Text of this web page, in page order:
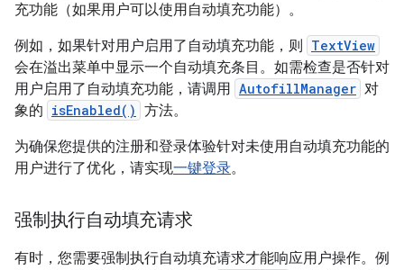
充功能（如果用户可以使用自动填充功能）。
例如，如果针对用户启用了自动填充功能，则
TextView
会在溢出菜单中显示一个自动填充条目。如需检查是否针对
用户启用了自动填充功能，请调用 AutofillManager 对
象的 isEnabled() 方法。
为确保您提供的注册和登录体验针对未使用自动填充功能的
用户进行了优化，请实现一键登录。
强制执行自动填充请求
有时，您需要强制执行自动填充请求才能响应用户操作。例